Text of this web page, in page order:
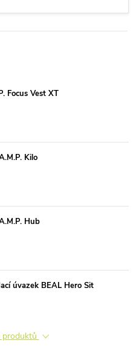
Focus Vest XT
Kilo
Hub
úvazek BEAL Hero Sit
produktů